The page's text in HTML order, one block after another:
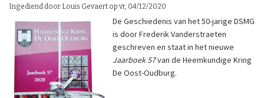
Ingediend door Louis Gevaert op vr, 04/12/2020
De Geschiedenis van het 50-jarige DSMG
is door Frederik Vanderstraeten
geschreven en staat in het nieuwe
Jaarboek 57van de Heemkundige Kring
De Oost-Oudburg.